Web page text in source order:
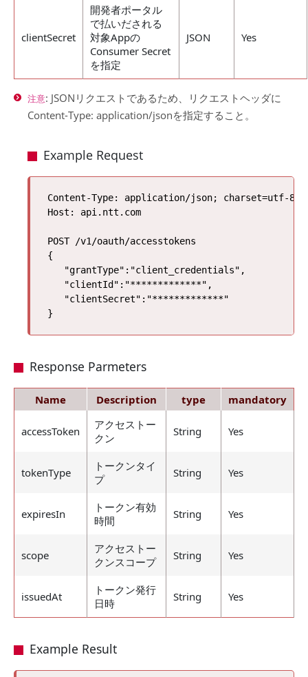
clientSecret
開発者ポータル
で払いだされる
対象Appの
Consumer Secret
を指定
JSON Yes
注意: JSONリクエストであるため、リクエストヘッダに
Content-Type: application/jsonを指定すること。
Example Request
Content-Type: application/json; charset=utf-8
Host: api.ntt.com
POST /v1/oauth/accesstokens
{
   "grantType":"client_credentials",
   "clientId":"*************",
   "clientSecret":"*************"
Response Parmeters
Name Description type mandatory
accessToken
アクセストー
クン
String Yes
tokenType
トークンタイ
プ
String Yes
expiresIn
トークン有効
時間
String Yes
scope
アクセストー
クンスコープ
String Yes
issuedAt
トークン発行
日時
String Yes
Example Result